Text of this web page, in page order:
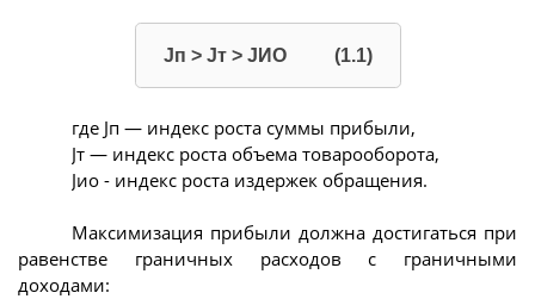
Jп > Jт > JИО (1.1)
где Jп — индекс роста суммы прибыли,
Jт — индекс роста объема товарооборота,
Jио - индекс роста издержек обращения.
Максимизация прибыли должна достигаться при
равенстве граничных расходов с граничными
доходами: